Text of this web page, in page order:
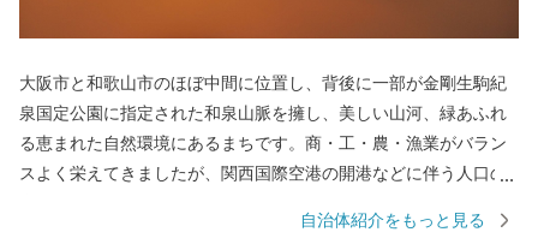
大阪市と和歌山市のほぼ中間に位置し、背後に一部が金剛生駒紀
泉国定公園に指定された和泉山脈を擁し、美しい山河、緑あふれ
る恵まれた自然環境にあるまちです。商・工・農・漁業がバラン
スよく栄えてきましたが、関西国際空港の開港などに伴う人口の
由来は、中世以来の村名「佐野」に旧国名和泉を冠したもので、
自治体紹介をもっと見る